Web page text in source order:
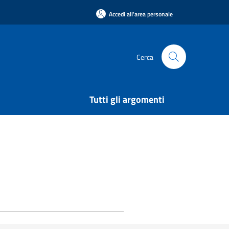
Accedi all'area personale
Cerca
Tutti gli argomenti